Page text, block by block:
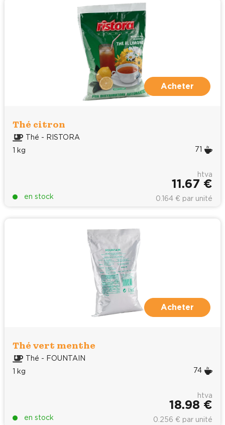
Acheter
Thé citron
Thé - RISTORA
1 kg
71
en stock
htva
11.67 €
0.164 € par unité
Acheter
Thé vert menthe
Thé - FOUNTAIN
1 kg
74
en stock
htva
18.98 €
0.256 € par unité